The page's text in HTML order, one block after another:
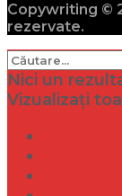
Copywriting ©
rezervate.
Nici un
Vizualizați